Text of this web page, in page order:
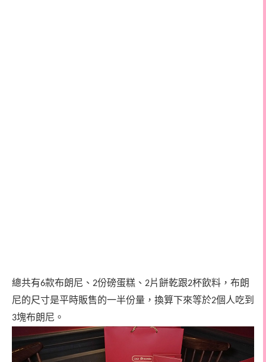
總共有6款布朗尼、 2份磅蛋糕、 2片餅乾跟2杯飲料，布朗
尼的尺寸是平時販售的一半份量，換算下來等於2個人吃到
3塊布朗尼。